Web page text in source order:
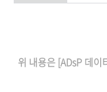
위 내용은 [ADsP 데